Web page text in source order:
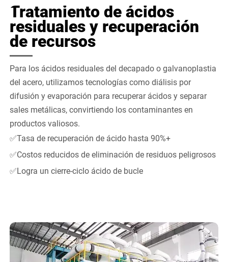
Tratamiento de ácidos
residuales y recuperación
de recursos
Para los ácidos residuales del decapado o galvanoplastia
del acero, utilizamos tecnologías como diálisis por
difusión y evaporación para recuperar ácidos y separar
sales metálicas, convirtiendo los contaminantes en
productos valiosos.
✅Tasa de recuperación de ácido hasta 90%+
✅Costos reducidos de eliminación de residuos peligrosos
✅Logra un cierre-ciclo ácido de bucle